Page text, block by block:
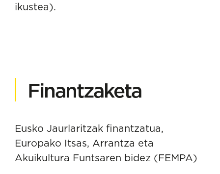
ikustea).
Finantzaketa
Eusko Jaurlaritzak finantzatua,
Europako Itsas, Arrantza eta
Akuikultura Funtsaren bidez (FEMPA)